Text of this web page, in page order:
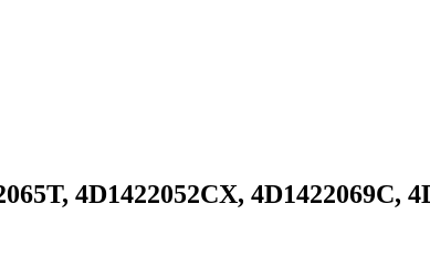
4D1422052CX, 4D1422069C,